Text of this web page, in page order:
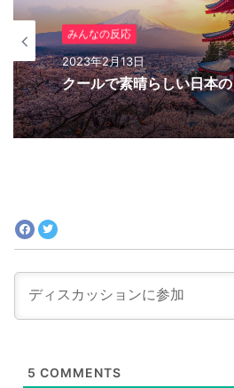
みんなの反応
2023年2月13日
アニメ（海外の反応）
2023年2月9日
『ジョジョ』6部 徐倫役
い」とは｜徐倫に憧れて
ソードも
5 COMMENTS